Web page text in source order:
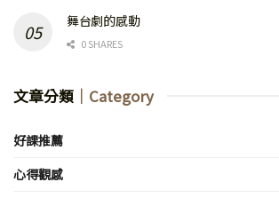
舞台劇的感動
0 SHARES
文章分類 ｜Category
好課推薦
心得觀感